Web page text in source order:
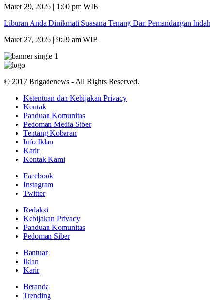
Maret 29, 2026 | 1:00 pm WIB
Liburan Anda Dinikmati Suasana Tenang Dan Pemandangan
Maret 27, 2026 | 9:29 am WIB
© 2017 Brigadenews - All Rights Reserved.
Ketentuan dan Kebijakan Privacy
Kontak
Panduan Komunitas
Pedoman Media Siber
Tentang Kobaran
Info Iklan
Karir
Kontak Kami
Facebook
Instagram
Twitter
Redaksi
Kebijakan Privacy
Panduan Komunitas
Pedoman Siber
Bantuan
Iklan
Karir
Beranda
Trending